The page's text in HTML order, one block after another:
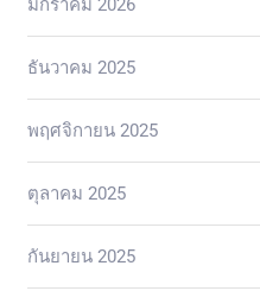
มกราคม 2026
ธันวาคม 2025
พฤศจิกายน 2025
ตุลาคม 2025
กันยายน 2025